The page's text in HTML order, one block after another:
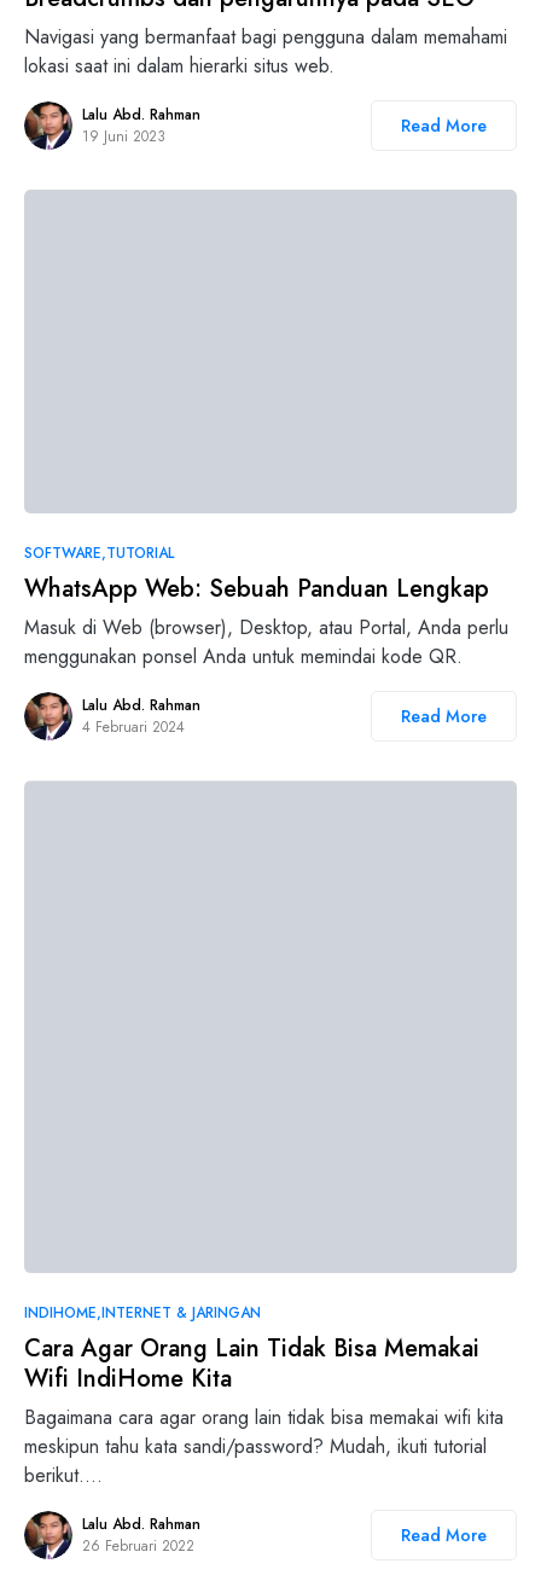
Navigasi yang bermanfaat bagi pengguna dalam memahami
lokasi saat ini dalam hierarki situs web.
Lalu Abd. Rahman
19 Juni 2023
Read More
SOFTWARE TUTORIAL
WhatsApp Web: Sebuah Panduan Lengkap
Masuk di Web (browser), Desktop, atau Portal, Anda perlu
menggunakan ponsel Anda untuk memindai kode QR.
Lalu Abd. Rahman
4 Februari 2024
Read More
INDIHOME INTERNET & JARINGAN
Cara Agar Orang Lain Tidak Bisa Memakai
Wifi IndiHome Kita
Bagaimana cara agar orang lain tidak bisa memakai wifi kita
meskipun tahu kata sandi/password? Mudah, ikuti tutorial
berikut.…
Lalu Abd. Rahman
26 Februari 2022
Read More